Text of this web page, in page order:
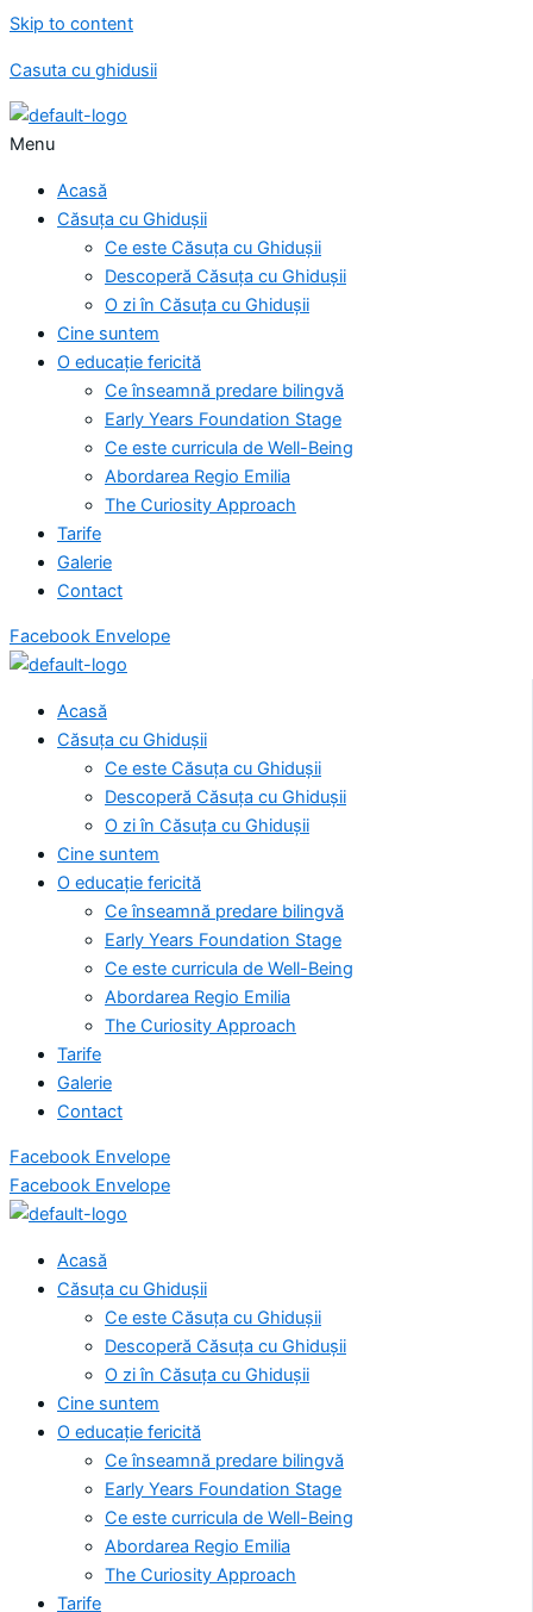
Skip to content
Casuta cu ghidusii
Menu
Acasă
Căsuța cu Ghidușii
Ce este Căsuța cu Ghidușii
Descoperă Căsuța cu Ghidușii
O zi în Căsuța cu Ghidușii
Cine suntem
O educație fericită
Ce înseamnă predare bilingvă
Early Years Foundation Stage
Ce este curricula de Well-Being
Abordarea Regio Emilia
The Curiosity Approach
Tarife
Galerie
Contact
Facebook Envelope
Acasă
Căsuța cu Ghidușii
Ce este Căsuța cu Ghidușii
Descoperă Căsuța cu Ghidușii
O zi în Căsuța cu Ghidușii
Cine suntem
O educație fericită
Ce înseamnă predare bilingvă
Early Years Foundation Stage
Ce este curricula de Well-Being
Abordarea Regio Emilia
The Curiosity Approach
Tarife
Galerie
Contact
Facebook Envelope
Facebook Envelope
Acasă
Căsuța cu Ghidușii
Ce este Căsuța cu Ghidușii
Descoperă Căsuța cu Ghidușii
O zi în Căsuța cu Ghidușii
Cine suntem
O educație fericită
Ce înseamnă predare bilingvă
Early Years Foundation Stage
Ce este curricula de Well-Being
Abordarea Regio Emilia
The Curiosity Approach
Tarife